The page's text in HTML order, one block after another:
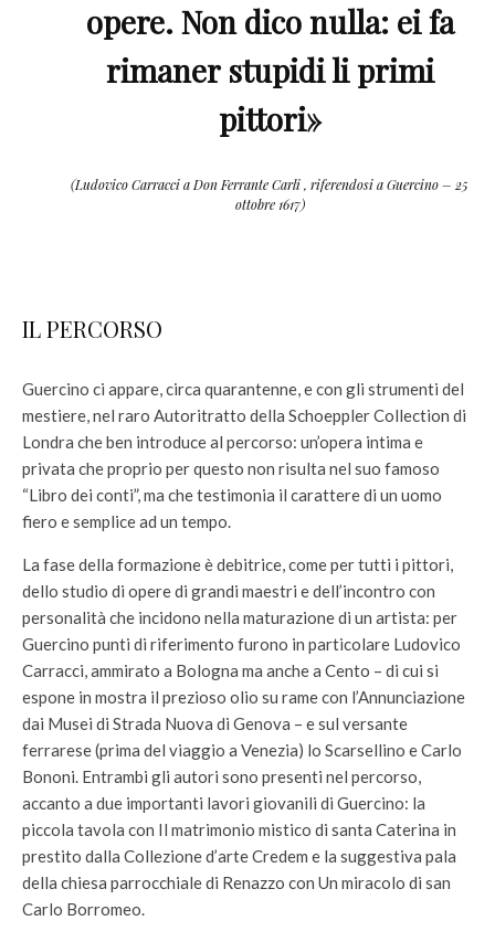
opere. Non dico nulla: ei fa
rimaner stupidi li primi
pittori»
(Ludovico Carracci a Don Ferrante Carli , riferendosi a Guercino – 25
ottobre 1617)
IL PERCORSO
Guercino ci appare, circa quarantenne, e con gli strumenti del
mestiere, nel raro Autoritratto della Schoeppler Collection di
Londra che ben introduce al percorso: un’opera intima e
privata che proprio per questo non risulta nel suo famoso
“Libro dei conti”, ma che testimonia il carattere di un uomo
fiero e semplice ad un tempo.
La fase della formazione è debitrice, come per tutti i pittori,
dello studio di opere di grandi maestri e dell’incontro con
personalità che incidono nella maturazione di un artista: per
Guercino punti di riferimento furono in particolare Ludovico
Carracci, ammirato a Bologna ma anche a Cento – di cui si
espone in mostra il prezioso olio su rame con l’Annunciazione
dai Musei di Strada Nuova di Genova – e sul versante
ferrarese (prima del viaggio a Venezia) lo Scarsellino e Carlo
Bononi. Entrambi gli autori sono presenti nel percorso,
accanto a due importanti lavori giovanili di Guercino: la
piccola tavola con Il matrimonio mistico di santa Caterina in
prestito dalla Collezione d’arte Credem e la suggestiva pala
della chiesa parrocchiale di Renazzo con Un miracolo di san
Carlo Borromeo.